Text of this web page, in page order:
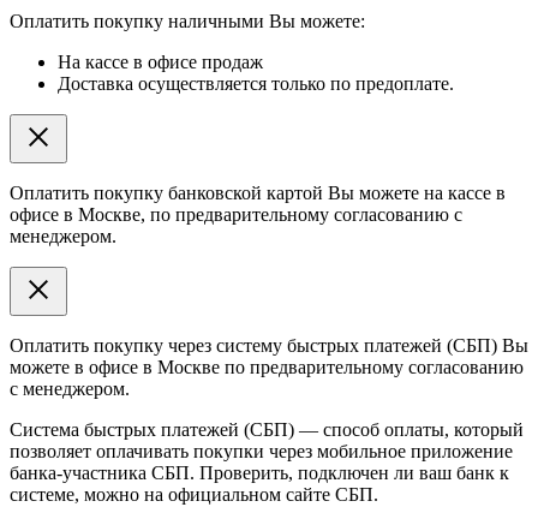
Оплатить покупку наличными Вы можете:
На кассе в офисе продаж
Доставка осуществляется только по предоплате.
Оплатить покупку банковской картой Вы можете на кассе в
офисе в Москве, по предварительному согласованию с
менеджером.
Оплатить покупку через систему быстрых платежей (СБП) Вы
можете в офисе в Москве по предварительному согласованию
с менеджером.
Система быстрых платежей (СБП) — способ оплаты, который
позволяет оплачивать покупки через мобильное приложение
банка-участника СБП. Проверить, подключен ли ваш банк к
системе, можно на официальном сайте СБП.